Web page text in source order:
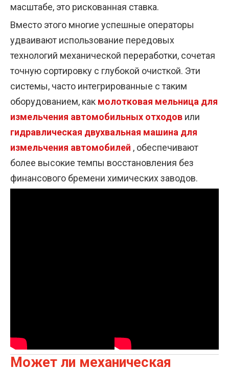
масштабе, это рискованная ставка.
Вместо этого многие успешные операторы
удваивают использование передовых
технологий механической переработки, сочетая
точную сортировку с глубокой очисткой. Эти
системы, часто интегрированные с таким
оборудованием, как молотковая мельница для
измельчения автомобильных отходов или
гидравлическая двухвальная машина для
измельчения автомобилей , обеспечивают
более высокие темпы восстановления без
финансового бремени химических заводов.
Может ли механическая